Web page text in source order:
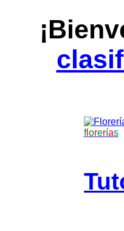
florerías